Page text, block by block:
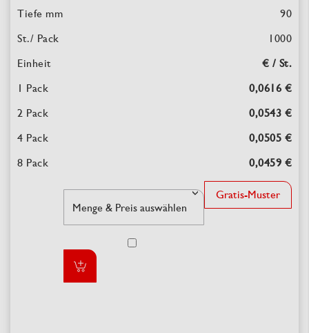
90
1000
€ / St.
0,0616 €
0,0543 €
0,0505 €
0,0459 €
Gratis-Muster